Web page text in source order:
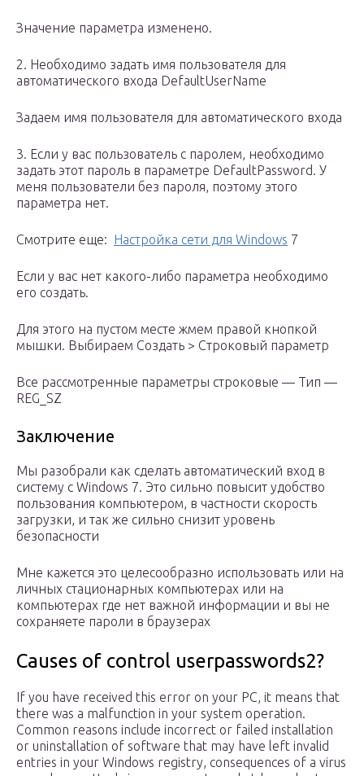
Значение параметра изменено.
2. Необходимо задать имя пользователя для
автоматического входа DefaultUserName
Задаем имя пользователя для автоматического входа
3. Если у вас пользователь с паролем, необходимо
задать этот пароль в параметре DefaultPassword. У
меня пользователи без пароля, поэтому этого
параметра нет.
Смотрите еще: Настройка сети для Windows 7
Если у вас нет какого-либо параметра необходимо
его создать.
Для этого на пустом месте жмем правой кнопкой
мышки. Выбираем Создать > Строковый параметр
Все рассмотренные параметры строковые — Тип —
REG_SZ
Заключение
Мы разобрали как сделать автоматический вход в
систему с Windows 7. Это сильно повысит удобство
пользования компьютером, в частности скорость
загрузки, и так же сильно снизит уровень
безопасности
Мне кажется это целесообразно использовать или на
личных стационарных компьютерах или на
компьютерах где нет важной информации и вы не
сохраняете пароли в браузерах
Causes of control userpasswords2?
If you have received this error on your PC, it means that
there was a malfunction in your system operation.
Common reasons include incorrect or failed installation
or uninstallation of software that may have left invalid
entries in your Windows registry, consequences of a virus